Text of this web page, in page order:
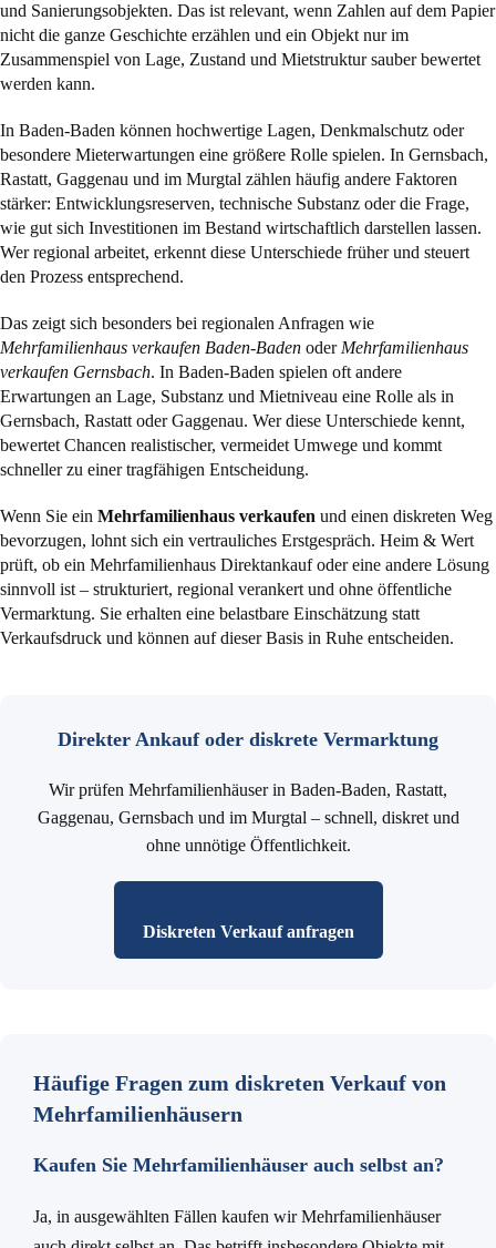
und Sanierungsobjekten. Das ist relevant, wenn Zahlen auf dem Papier
nicht die ganze Geschichte erzählen und ein Objekt nur im
Zusammenspiel von Lage, Zustand und Mietstruktur sauber bewertet
werden kann.
In Baden-Baden können hochwertige Lagen, Denkmalschutz oder
besondere Mieterwartungen eine größere Rolle spielen. In Gernsbach,
Rastatt, Gaggenau und im Murgtal zählen häufig andere Faktoren
stärker: Entwicklungsreserven, technische Substanz oder die Frage,
wie gut sich Investitionen im Bestand wirtschaftlich darstellen lassen.
Wer regional arbeitet, erkennt diese Unterschiede früher und steuert
den Prozess entsprechend.
Das zeigt sich besonders bei regionalen Anfragen wie
Mehrfamilienhaus verkaufen Baden-Baden oder Mehrfamilienhaus
verkaufen Gernsbach. In Baden-Baden spielen oft andere
Erwartungen an Lage, Substanz und Mietniveau eine Rolle als in
Gernsbach, Rastatt oder Gaggenau. Wer diese Unterschiede kennt,
bewertet Chancen realistischer, vermeidet Umwege und kommt
schneller zu einer tragfähigen Entscheidung.
Wenn Sie ein Mehrfamilienhaus verkaufen und einen diskreten Weg
bevorzugen, lohnt sich ein vertrauliches Erstgespräch. Heim & Wert
prüft, ob ein Mehrfamilienhaus Direktankauf oder eine andere Lösung
sinnvoll ist – strukturiert, regional verankert und ohne öffentliche
Vermarktung. Sie erhalten eine belastbare Einschätzung statt
Verkaufsdruck und können auf dieser Basis in Ruhe entscheiden.
Direkter Ankauf oder diskrete Vermarktung
Wir prüfen Mehrfamilienhäuser in Baden-Baden, Rastatt,
Gaggenau, Gernsbach und im Murgtal – schnell, diskret und
ohne unnötige Öffentlichkeit.
Diskreten Verkauf anfragen
Häufige Fragen zum diskreten Verkauf von
Mehrfamilienhäusern
Kaufen Sie Mehrfamilienhäuser auch selbst an?
Ja, in ausgewählten Fällen kaufen wir Mehrfamilienhäuser